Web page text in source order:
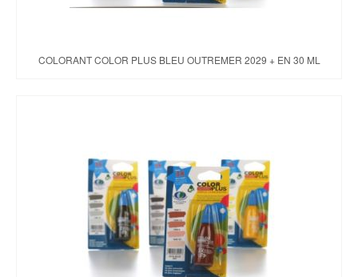
COLORANT COLOR PLUS BLEU OUTREMER 2029 + EN 30 ML